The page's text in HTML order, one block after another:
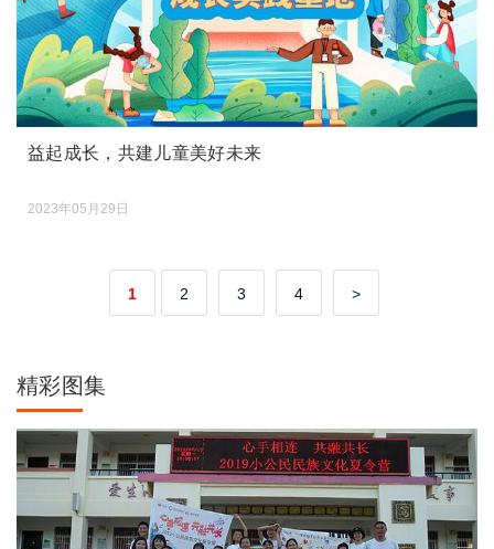
益起成长，共建儿童美好未来
2023年05月29日
1 2 3 4 >
精彩图集